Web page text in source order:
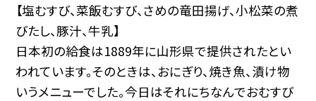
【塩むすび、菜飯むすび、さめの竜田揚げ、小松菜の煮
びたし、豚汁、牛乳】
日本初の給食は1889年に山形県で提供されたとい
われています。そのときは、おにぎり、焼き魚、漬け物
いうメニューでした。今日はそれにちなんでおむすび